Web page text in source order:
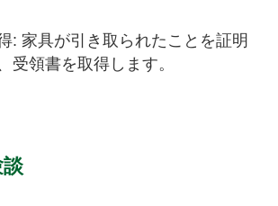
: 家具が引き取られたことを証明
受領書を取得します。